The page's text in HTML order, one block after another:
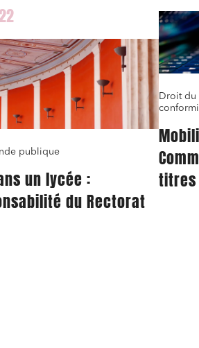
publique
un lycée :
du Rectorat
Droit du
titres